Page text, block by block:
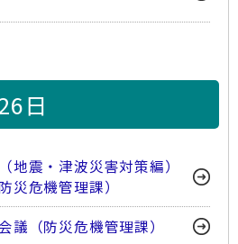
日
地震・津波災害対策編）
災危機管理課）
議（防災危機管理課）